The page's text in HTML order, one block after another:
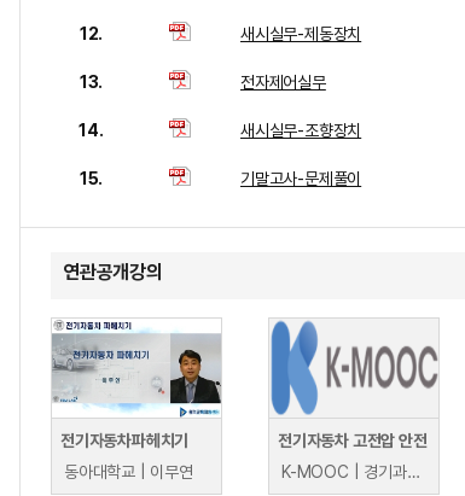
12. 새시실무-제동장치
13. 전자제어실무
14. 새시실무-조향장치
15. 기말고사-문제풀이
연관공개강의
전기자동차파헤치기
동아대학교 | 이무연
전기자동차 고전압 안전
K-MOOC | 경기과학기술대학교(매치업) 박성호, 이후경